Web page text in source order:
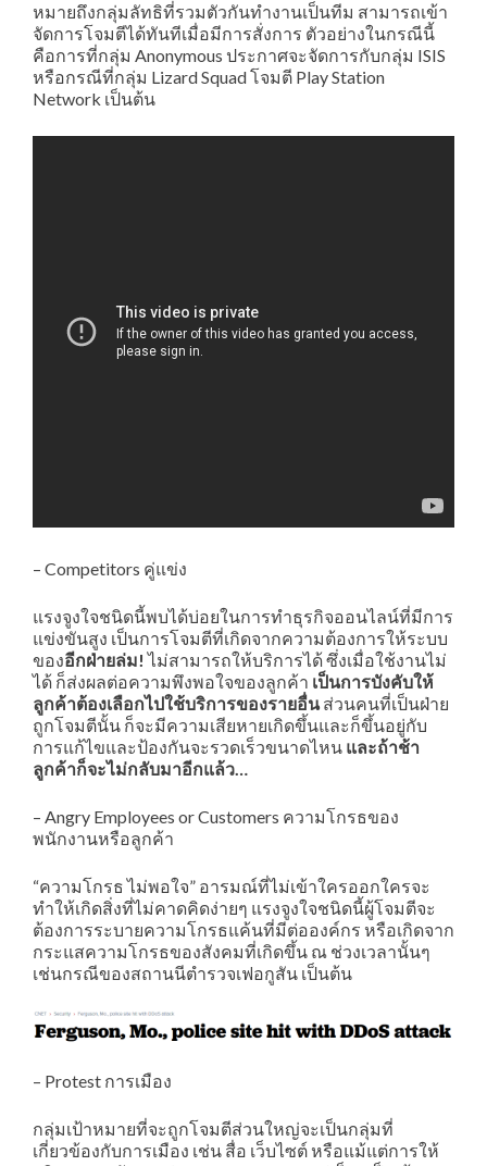
หมายถึงกลุ่มลัทธิที่รวมตัวกันทำงานเป็นทีม สามารถเข้า
จัดการโจมตีได้ทันทีเมื่อมีการสั่งการ ตัวอย่างในกรณีนี้
คือการที่กลุ่ม Anonymous ประกาศจะจัดการกับกลุ่ม ISIS
หรือกรณีที่กลุ่ม Lizard Squad โจมตี Play Station
Network เป็นต้น
– Competitors คู่แข่ง
แรงจูงใจชนิดนี้พบได้บ่อยในการทำธุรกิจออนไลน์ที่มีการ
แข่งขันสูง เป็นการโจมตีที่เกิดจากความต้องการให้ระบบ
ของอีกฝ่ายล่ม! ไม่สามารถให้บริการได้ ซึ่งเมื่อใช้งานไม่
ได้ ก็ส่งผลต่อความพึงพอใจของลูกค้า เป็นการบังคับให้
ลูกค้าต้องเลือกไปใช้บริการของรายอื่นส่วนคนที่เป็นฝ่าย
ถูกโจมตีนั้น ก็จะมีความเสียหายเกิดขึ้นและก็ขึ้นอยู่กับ
การแก้ไขและป้องกันจะรวดเร็วขนาดไหน และถ้าช้า
ลูกค้าก็จะไม่กลับมาอีกแล้ว…
– Angry Employees or Customers ความโกรธของ
พนักงานหรือลูกค้า
“ความโกรธ ไม่พอใจ” อารมณ์ที่ไม่เข้าใครออกใครจะ
ทำให้เกิดสิ่งที่ไม่คาดคิดง่ายๆ แรงจูงใจชนิดนี้ผู้โจมตีจะ
ต้องการระบายความโกรธแค้นที่มีต่อองค์กร หรือเกิดจาก
กระแสความโกรธของสังคมที่เกิดขึ้น ณ ช่วงเวลานั้นๆ
เช่นกรณีของสถานนีตำรวจเฟอกูสัน เป็นต้น
– Protest การเมือง
กลุ่มเป้าหมายที่จะถูกโจมตีส่วนใหญ่จะเป็นกลุ่มที่
เกี่ยวข้องกับการเมือง เช่น สื่อ เว็บไซต์ หรือแม้แต่การให้